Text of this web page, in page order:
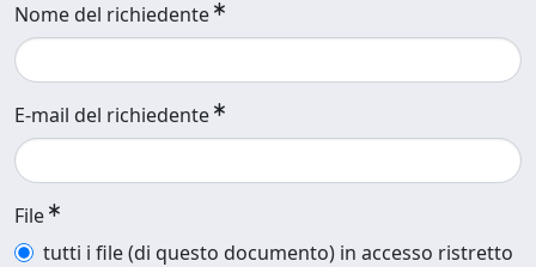
Nome del richiedente
E-mail del richiedente
File
tutti i file (di questo documento) in accesso ristretto